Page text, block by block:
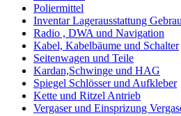
Poliermittel
Inventar Lagerausstattung
Radio , DWA und Navigation
Kabel, Kabelbäume und Schalter
Seitenwagen und Teile
Kardan,Schwinge und HAG
Spiegel Schlösser und Aufkleber
Kette und Ritzel Antrieb
Vergaser und Einsprizung